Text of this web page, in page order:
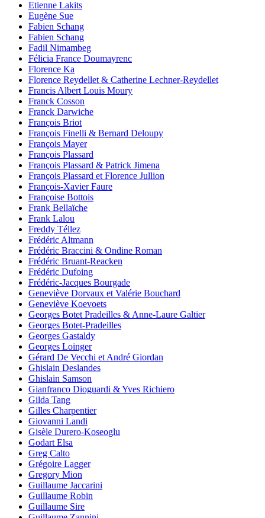
Etienne Lakits
Eugène Sue
Fabien Schang
Fabien Schang
Fadil Nimambeg
Félicia France Doumayrenc
Florence Ka
Florence Reydellet & Catherine Lechner-Reydellet
Francis Albert Louis Moury
Franck Cosson
Franck Darwiche
François Briot
François Finelli & Bernard Deloupy
François Mayer
François Plassard
François Plassard & Patrick Jimena
François Plassard et Florence Jullion
François-Xavier Faure
Françoise Bottois
Frank Bellaïche
Frank Lalou
Freddy Téllez
Frédéric Altmann
Frédéric Braccini & Ondine Roman
Frédéric Bruant-Reacken
Frédéric Dufoing
Frédéric-Jacques Bourgade
Geneviève Dorvaux et Valérie Bouchard
Geneviève Koevoets
Georges Botet Pradeilles & Anne-Laure Galtier
Georges Botet-Pradeilles
Georges Gastaldy
Georges Loinger
Gérard De Vecchi et André Giordan
Ghislain Deslandes
Ghislain Samson
Gianfranco Dioguardi & Yves Richiero
Gilda Tang
Gilles Charpentier
Giovanni Landi
Gisèle Durero-Koseoglu
Godart Elsa
Greg Calto
Grégoire Lagger
Gregory Mion
Guillaume Jaccarini
Guillaume Robin
Guillaume Sire